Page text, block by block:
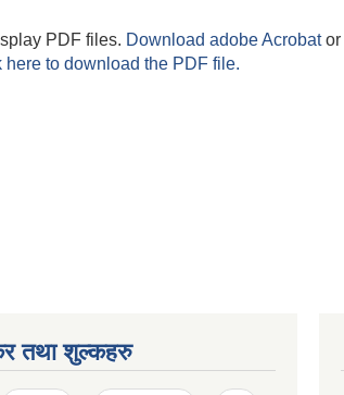
PDF files. Download adobe Acrobator
here to download the PDF file.
तथा शुल्कहरु